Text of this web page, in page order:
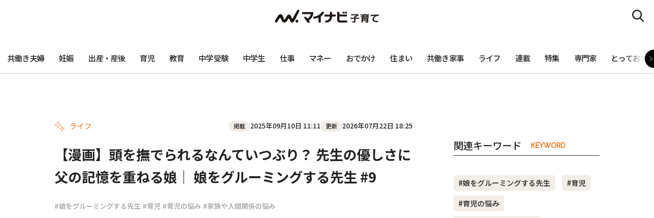
共働き夫婦 妊娠 出産・産後 育児 教育 中学受験 中学生 仕事 マネー おでかけ 住まい 共働き家事 ライフ 連載 特集 専門家 とっておき
ライフ 掲載 2025年09月10日 11:11 更新 2026年07月22日 18:25
【漫画】頭を撫でられるなんていつぶり？ 先生の優しさに
父の記憶を重ねる娘｜ 娘をグルーミングする先生 #9
#娘をグルーミングする先生 #育児 #育児の悩み #家族や人間関係の悩み
関連キーワード KEYWORD
#娘をグルーミングする先生
#育児
#育児の悩み